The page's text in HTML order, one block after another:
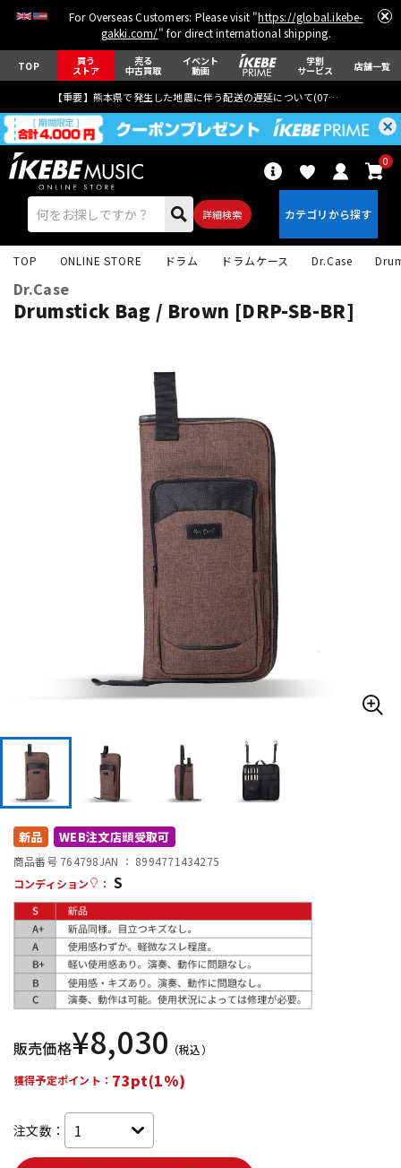
For Overseas Customers: Please visit "https://global.ikebe-
gakki.com/" for direct international shipping.
TOP 買う
ストア
売る
中古買取
イベント
動画
学割
サービス 店舗一覧
【重要】熊本県で発生した地震に伴う配送の遅延について(07月29日
詳細検索
0
ウクレレ
パーカッション
電子ピアノ
その他楽器
アンプ
DJ機器 DTM
配信/ライブ機器
中古
TOP ONLINE STORE ドラム ドラムケース Dr.Case
Dr.Case
Drumstick Bag / Brown [DRP-SB-BR]
新品 WEB注文店頭受取可
商品番号 764798JAN ： 8994771434275
コンディション
： S
販売価格¥8,030 （税込）
獲得予定ポイント： 73pt(1%)
注文数：